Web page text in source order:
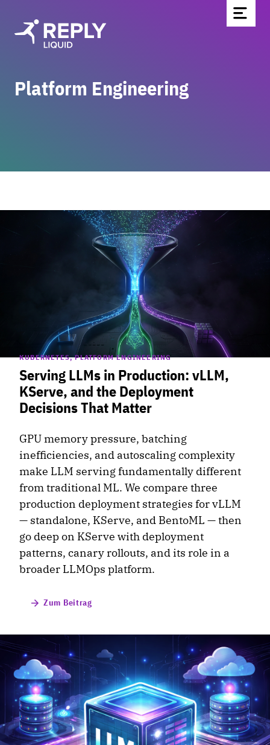
Home
Kontakt
EN
Platform Engineering
KUBERNETES, PLATFORM ENGINEERING
Serving LLMs in Production: vLLM,
KServe, and the Deployment
Decisions That Matter
GPU memory pressure, batching
inefficiencies, and autoscaling complexity
make LLM serving fundamentally different
from traditional ML. We compare three
production deployment strategies for vLLM
— standalone, KServe, and BentoML — then
go deep on KServe with deployment
patterns, canary rollouts, and its role in a
broader LLMOps platform.
Zum Beitrag